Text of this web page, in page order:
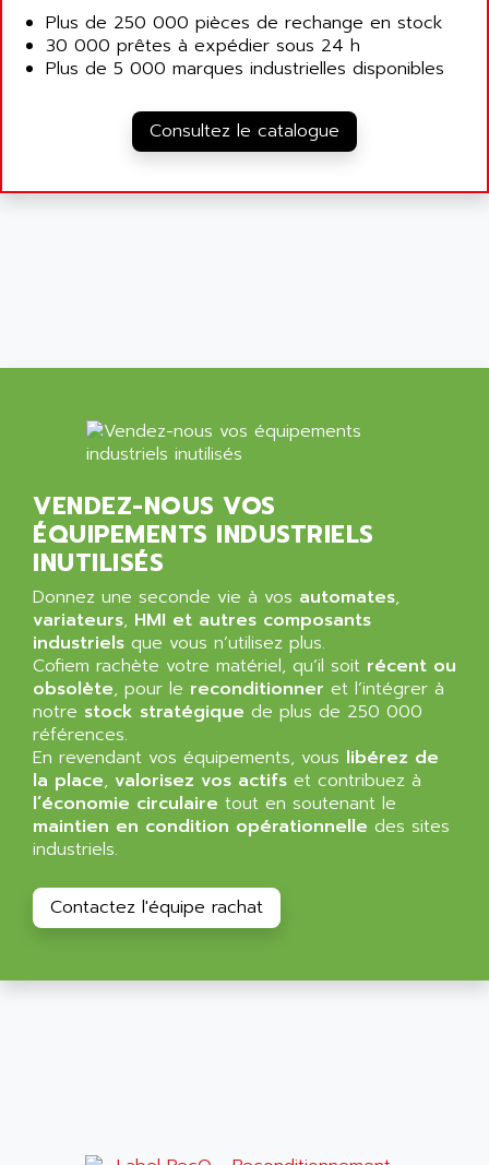
VT
VSPA1
VT100
CNC ALPHA
TOUCHVIEW
RJ2
MULTI-SERVO
PCS
RECTIVAR
RECTIVAR 4 SERIE 641
CONTROLLOGIX
plc5
SLC 500
COMPACTLOGIX
FLEX I/O
MICROLOGIX 1200
PANELVIEW 1000
NT620C
SIMATIC S5-101
S900 II
AEROBAR
AEROSEC INDUSTRIE
AEROTECH
AESYS
AGDE
AGETEM
AGI
AGILENT
AGILENT TECHNOLOGIES
AGP
AGS
AGTATAC
AGTATEC AG
AGUT
AHEAD SYSTEMS
AHLBERG ELECTRONICS
AIP SYSTEMES
AIR ET PULVERISATION
AIR LIQUIDE
AIRMASTER R1HMI
Plus de 250 000 pièces de rechange en stock
30 000 prêtes à expédier sous 24 h
Plus de 5 000 marques industrielles disponibles
Consultez le catalogue
VENDEZ-NOUS VOS
ÉQUIPEMENTS INDUSTRIELS
INUTILISÉS
Donnez une seconde vie à vos automates,
variateurs, HMI et autres composants
industriels que vous n’utilisez plus.
Cofiem rachète votre matériel, qu’il soit récent ou
obsolète, pour le reconditionner et l’intégrer à
notre stock stratégique de plus de 250 000
références.
En revendant vos équipements, vous libérez de
la place, valorisez vos actifs et contribuez à
l’économie circulaire tout en soutenant le
maintien en condition opérationnelle des sites
industriels.
Contactez l'équipe rachat